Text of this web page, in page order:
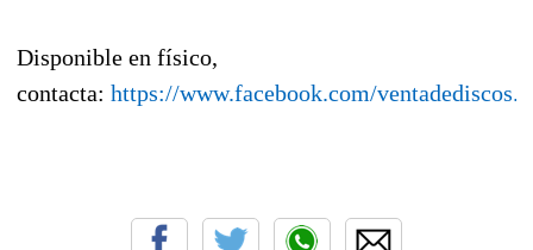
Disponible en físico,
contacta: https://www.facebook.com/